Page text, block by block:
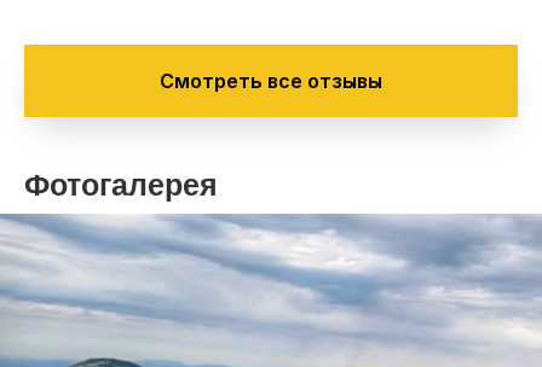
Смотреть все отзывы
Фотогалерея